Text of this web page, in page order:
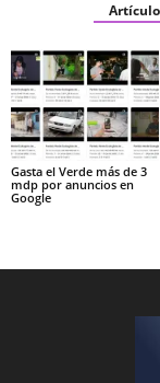
Gasta el Verde más de 3
mdp por anuncios en
Google